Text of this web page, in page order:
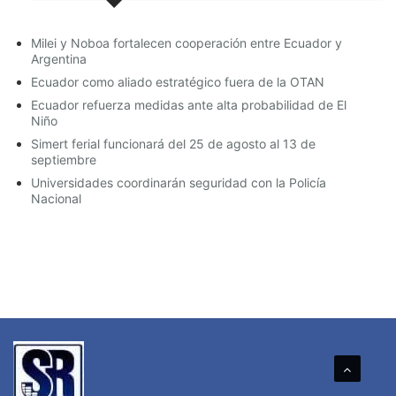
Milei y Noboa fortalecen cooperación entre Ecuador y
Argentina
Ecuador como aliado estratégico fuera de la OTAN
Ecuador refuerza medidas ante alta probabilidad de El
Niño
Simert ferial funcionará del 25 de agosto al 13 de
septiembre
Universidades coordinarán seguridad con la Policía
Nacional